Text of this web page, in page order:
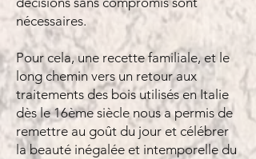
nécessaires.
Pour cela, une recette familiale, et le
long chemin vers un retour aux
traitements des bois utilisés en Italie
dès le 16ème siècle nous a permis de
remettre au goût du jour et célébrer
la beauté inégalée et intemporelle du